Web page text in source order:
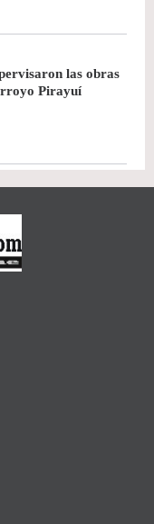
las obras
Pirayuí